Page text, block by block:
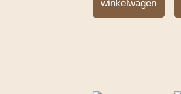
winkelwagen